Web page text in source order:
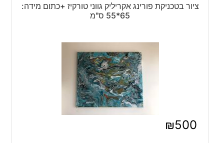
ציור בטכניקת פורינג אקריליק גווני טורקיז +כתום מידה:
65*55 ס"מ
₪500